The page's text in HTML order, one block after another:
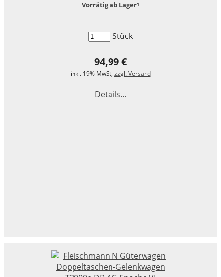
Vorrätig ab Lager¹
Stück
94,99 €
inkl. 19% MwSt, zzgl. Versand
Details...